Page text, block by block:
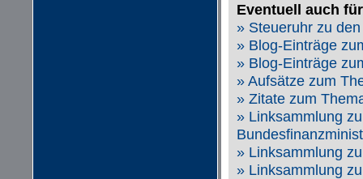
Eventuell auch
» Steueruhr zu
» Blog-Einträge
» Blog-Einträge
» Aufsätze zum
» Zitate zum
» Linksammlung
» Linksammlung
» Linksammlung